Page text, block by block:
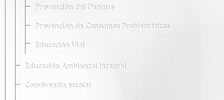
Prevención del Dengue
Prevención de Consumos Problemáticos
Educación Vial
Educación Ambiental Integral
Convivencia escolar